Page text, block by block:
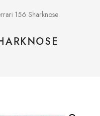
156 Sharknose